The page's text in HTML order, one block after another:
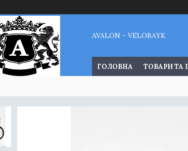
AVALON - VELOBAYK
ГОЛОВНА ТОВАРИ ТА